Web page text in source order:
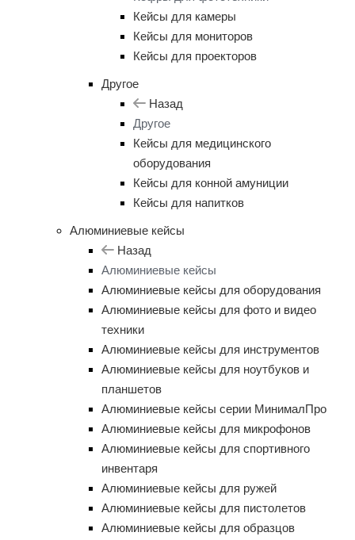
Кейсы для камеры
Кейсы для мониторов
Кейсы для проекторов
Другое
Назад
Другое
Кейсы для медицинского
оборудования
Кейсы для конной амуниции
Кейсы для напитков
Алюминиевые кейсы
Назад
Алюминиевые кейсы
Алюминиевые кейсы для оборудования
Алюминиевые кейсы для фото и видео
техники
Алюминиевые кейсы для инструментов
Алюминиевые кейсы для ноутбуков и
планшетов
Алюминиевые кейсы серии МинималПро
Алюминиевые кейсы для микрофонов
Алюминиевые кейсы для спортивного
инвентаря
Алюминиевые кейсы для ружей
Алюминиевые кейсы для пистолетов
Алюминиевые кейсы для образцов